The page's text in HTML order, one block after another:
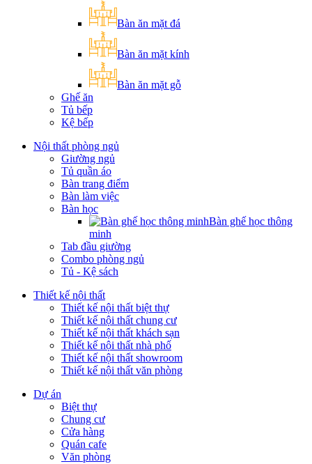
Bàn ăn mặt đá
Bàn ăn mặt kính
Bàn ăn mặt gỗ
Ghế ăn
Tủ bếp
Kệ bếp
Nội thất phòng ngủ
Giường ngủ
Tủ quần áo
Bàn trang điểm
Bàn làm việc
Bàn học
Bàn ghế học thông
minh
Tab đầu giường
Combo phòng ngủ
Tủ - Kệ sách
Thiết kế nội thất
Thiết kế nội thất biệt thự
Thiết kế nội thất chung cư
Thiết kế nội thất khách sạn
Thiết kế nội thất nhà phố
Thiết kế nội thất showroom
Thiết kế nội thất văn phòng
Dự án
Biệt thự
Chung cư
Cửa hàng
Quán cafe
Văn phòng